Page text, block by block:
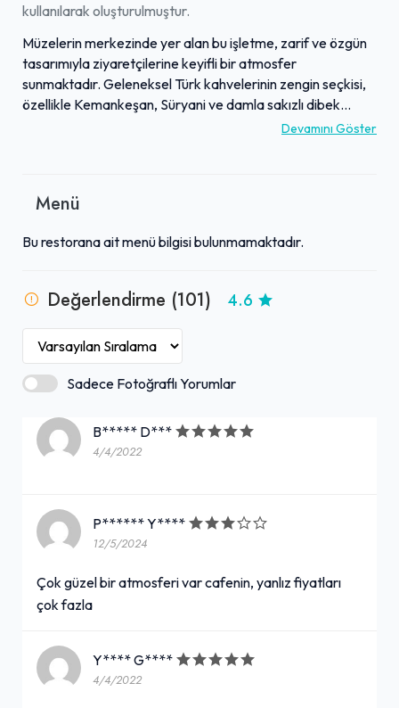
kullanılarak oluşturulmuştur.
Müzelerin merkezinde yer alan bu işletme, zarif ve özgün
tasarımıyla ziyaretçilerine keyifli bir atmosfer
sunmaktadır. Geleneksel Türk kahvelerinin zengin seçkisi,
özellikle Kemankeşan, Süryani ve damla sakızlı dibek
kahveleri gibi özel lezzetleriyle büyük beğeni toplar.
mekan, aynı zamanda bir müzeye bağlı olmasıyla kültürel
sunumları ve huzurlu ortamıyla, Ankara Kalesi civarındaki
ideal bir duraktır.
Devamını Göster
Menü
Bu restorana ait menü bilgisi bulunmamaktadır.
Değerlendirme (101) 4.6
Sadece Fotoğraflı Yorumlar
B***** D***
4/4/2022
P****** Y****
12/5/2024
Çok güzel bir atmosferi var cafenin, yanlız fiyatları
çok fazla
Y**** G****
4/4/2022